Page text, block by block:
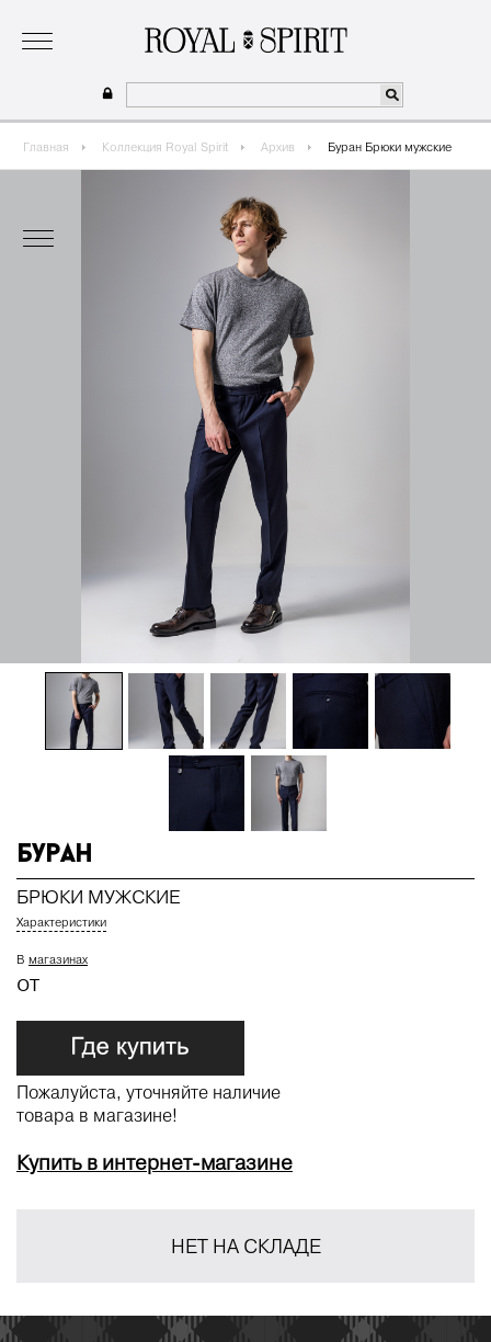
сотрудничество где купить
Главная Коллекция Royal Spirit Архив Буран Брюки мужские
Буран
БРЮКИ МУЖСКИЕ
Характеристики
В магазинах
от
Пожалуйста, уточняйте наличие
товара в магазине!
Купить в интернет-магазине
НЕТ НА СКЛАДЕ